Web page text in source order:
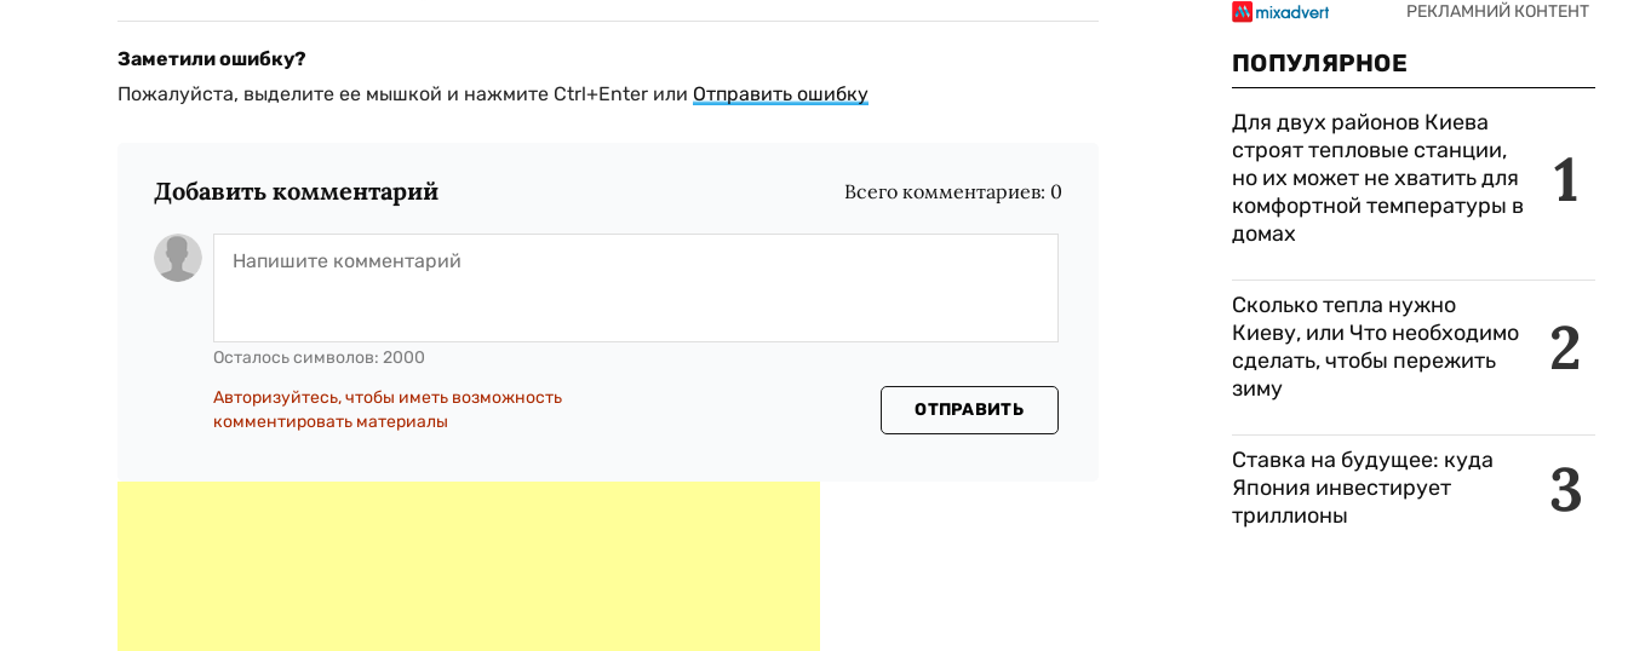
Заметили ошибку?
Пожалуйста, выделите ее мышкой и нажмите Ctrl+Enter или Отправить ошибку
Добавить комментарий Всего комментариев: 0
Осталось символов: 2000
Авторизуйтесь, чтобы иметь возможность
комментировать материалы
ОТПРАВИТЬ
ПОПУЛЯРНОЕ
1
Для двух районов Киева
строят тепловые станции,
но их может не хватить для
комфортной температуры в
домах
2
Сколько тепла нужно
Киеву, или Что необходимо
сделать, чтобы пережить
зиму
3
Ставка на будущее: куда
Япония инвестирует
триллионы